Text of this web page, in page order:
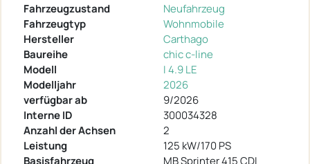
Fahrzeugzustand
Neufahrzeug
Fahrzeugtyp
Wohnmobile
Hersteller
Carthago
Baureihe
chic c-line
Modell
I 4.9 LE
Modelljahr
2026
verfügbar ab
9/2026
Interne ID
300034328
Anzahl der Achsen
2
Leistung
125 kW/170 PS
Basisfahrzeug
MB Sprinter 415 CDI